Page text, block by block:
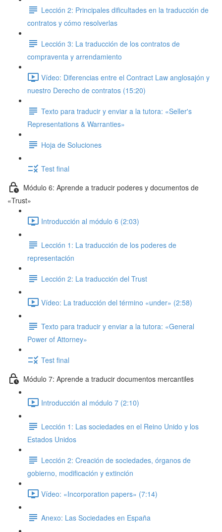
Lección 2: Principales dificultades en la traducción de
contratos y cómo resolverlas
Lección 3: La traducción de los contratos de
compraventa y arrendamiento
Vídeo: Diferencias entre el Contract Law anglosajón y
nuestro Derecho de contratos (15:20)
Texto para traducir y enviar a la tutora: «Seller's
Representations & Warranties»
Hoja de Soluciones
Test final
Módulo 6: Aprende a traducir poderes y documentos de
«Trust»
Introducción al módulo 6 (2:03)
Lección 1: La traducción de los poderes de
representación
Lección 2: La traducción del Trust
Vídeo: La traducción del término «under» (2:58)
Texto para traducir y enviar a la tutora: «General
Power of Attorney»
Test final
Módulo 7: Aprende a traducir documentos mercantiles
Introducción al módulo 7 (2:10)
Lección 1: Las sociedades en el Reino Unido y los
Estados Unidos
Lección 2: Creación de sociedades, órganos de
gobierno, modificación y extinción
Vídeo: «Incorporation papers» (7:14)
Anexo: Las Sociedades en España